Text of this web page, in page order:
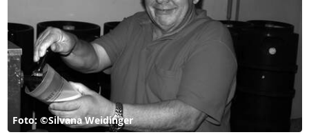
Foto: ©Silvana Weidinger